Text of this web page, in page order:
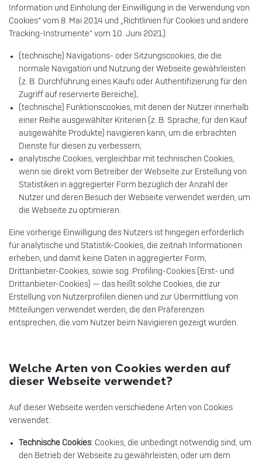
Information und Einholung der Einwilligung in die Verwendung von
Cookies“ vom 8. Mai 2014 und „Richtlinien für Cookies und andere
Tracking-Instrumente“ vom 10. Juni 2021):
(technische) Navigations- oder Sitzungscookies, die die
normale Navigation und Nutzung der Webseite gewährleisten
(z. B. Durchführung eines Kaufs oder Authentifizierung für den
Zugriff auf reservierte Bereiche);
(technische) Funktionscookies, mit denen der Nutzer innerhalb
einer Reihe ausgewählter Kriterien (z. B. Sprache, für den Kauf
ausgewählte Produkte) navigieren kann, um die erbrachten
Dienste für diesen zu verbessern;
analytische Cookies, vergleichbar mit technischen Cookies,
wenn sie direkt vom Betreiber der Webseite zur Erstellung von
Statistiken in aggregierter Form bezüglich der Anzahl der
Nutzer und deren Besuch der Webseite verwendet werden, um
die Webseite zu optimieren.
Eine vorherige Einwilligung des Nutzers ist hingegen erforderlich
für analytische und Statistik-Cookies, die zeitnah Informationen
erheben, und damit keine Daten in aggregierter Form,
Drittanbieter-Cookies, sowie sog. Profiling-Cookies (Erst- und
Drittanbieter-Cookies) — das heißt solche Cookies, die zur
Erstellung von Nutzerprofilen dienen und zur Übermittlung von
Mitteilungen verwendet werden, die den Präferenzen
entsprechen, die vom Nutzer beim Navigieren gezeigt wurden.
Welche Arten von Cookies werden auf
dieser Webseite verwendet?
Auf dieser Webseite werden verschiedene Arten von Cookies
verwendet:
Technische Cookies: Cookies, die unbedingt notwendig sind, um
den Betrieb der Webseite zu gewährleisten, oder um dem